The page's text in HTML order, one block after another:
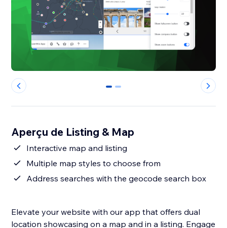
0 1
Aperçu de Listing & Map
Interactive map and listing
Multiple map styles to choose from
Address searches with the geocode search box
Elevate your website with our app that offers dual
location showcasing on a map and in a listing. Engage